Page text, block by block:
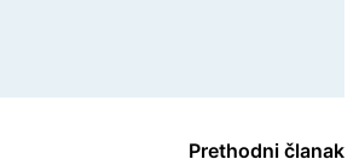
Prethodni članak